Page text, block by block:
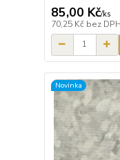
85,00 Kč/ks
70,25 Kč bez DPH
Novinka